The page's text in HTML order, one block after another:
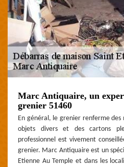
Marc Antiquaire, un
grenier 51460
En général, le grenier renferme des
objets divers et des cartons
professionnel est vivement
grenier. Marc Antiquaire est un
Etienne Au Temple et dans les